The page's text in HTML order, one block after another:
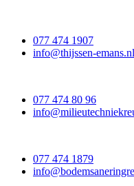
077 474 1907
info@thijssen-emans.nl
077 474 80 96
077 474 1879